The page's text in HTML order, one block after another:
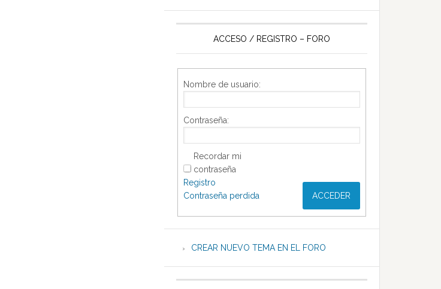
ACCESO / REGISTRO – FORO
Nombre de usuario:
Contraseña:
Recordar mi
contraseña
ACCEDER
Registro
Contraseña perdida
CREAR NUEVO TEMA EN EL FORO